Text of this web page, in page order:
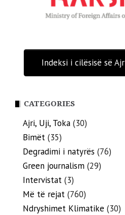
Indeksi i cilësisë së
CATEGORIES
Ajri, Uji, Toka (30)
Bimët (35)
Degradimi i natyrës (76)
Green journalism (29)
Intervistat (3)
Më të rejat (760)
Ndryshimet Klimatike (30)